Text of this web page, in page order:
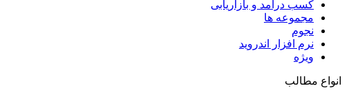
کسب درآمد و بازاریابی
مجموعه ها
نجوم
نرم افزار اندروید
ویژه
انواع مطالب